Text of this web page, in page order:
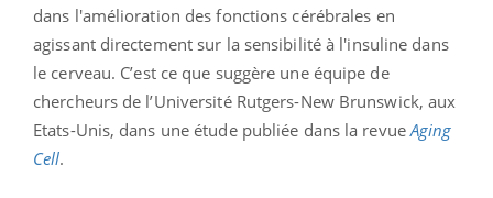
dans l'amélioration des fonctions cérébrales en
agissant directement sur la sensibilité à l'insuline dans
le cerveau. C’est ce que suggère une équipe de
chercheurs de l’Université Rutgers-New Brunswick, aux
Etats-Unis, dans une étude publiée dans la revueAging
Cell.